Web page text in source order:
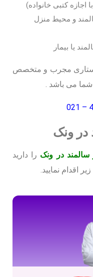
اجازه کتبی خانواده)
و محیط منزل
یا بیمار
مجرب و متخصص
شما می باشد .
در ونک
سالمند در ونک را دارید
اقدام نمایید.